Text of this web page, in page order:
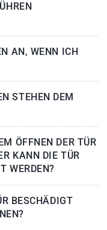
AN, WENN ICH
STEHEN DEM
ÖFFNEN DER TÜR
KANN DIE TÜR
WERDEN?
BESCHÄDIGT